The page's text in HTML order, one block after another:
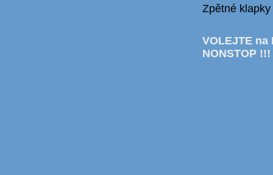
Zpětné
VOLEJTE na
NONSTOP !!!